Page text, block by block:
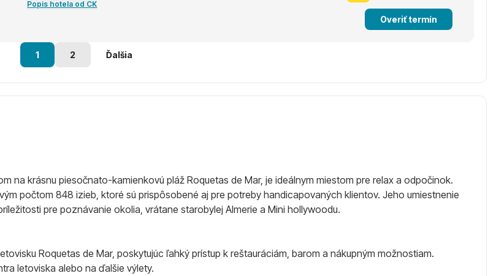
Popis hotela od CK
Overiť termín
1 2 Ďalšia
na krásnu piesočnato-kamienkovú pláž Roquetas de Mar, je ideálnym miestom pre relax a odpočinok.
počtom 848 izieb, ktoré sú prispôsobené aj pre potreby handicapovaných klientov. Jeho umiestnenie
pre poznávanie okolia, vrátane starobylej Almerie a Mini hollywoodu.
Roquetas de Mar, poskytujúc ľahký prístup k reštauráciám, barom a nákupným možnostiam.
letoviska alebo na ďalšie výlety.